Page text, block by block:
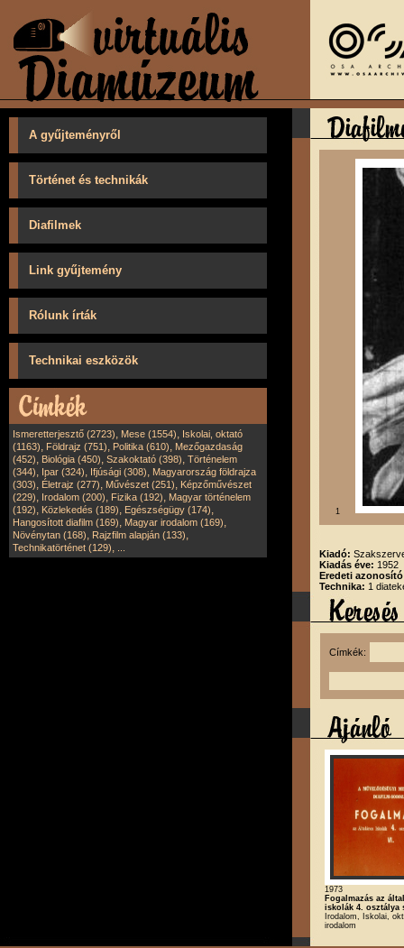
A gyűjteményről
Történet és technikák
Diafilmek
Link gyűjtemény
Rólunk írták
Technikai eszközök
Ismeretterjesztő (2723), Mese (1554), Iskolai, oktató
(1163), Földrajz (751), Politika (610), Mezőgazdaság
(452), Biológia (450), Szakoktató (398), Történelem
(344), Ipar (324), Ifjúsági (308), Magyarország földrajza
(303), Életrajz (277), Művészet (251), Képzőművészet
(229), Irodalom (200), Fizika (192), Magyar történelem
(192), Közlekedés (189), Egészségügy (174),
Hangosított diafilm (169), Magyar irodalom (169),
Növénytan (168), Rajzfilm alapján (133),
Technikatörténet (129),
1
Kiadó:
Kiadás éve: 1952
Eredeti
Technika: 1
Címkék:
1973
Fogalmazás az
iskolák 4. osztálya
Irodalom, Iskolai,
irodalom